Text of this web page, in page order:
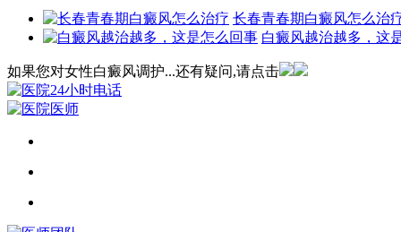
长春青春期白癜风怎么治
白癜风越治越多，这
如果您对女性白癜风调护...还有疑问,请点击